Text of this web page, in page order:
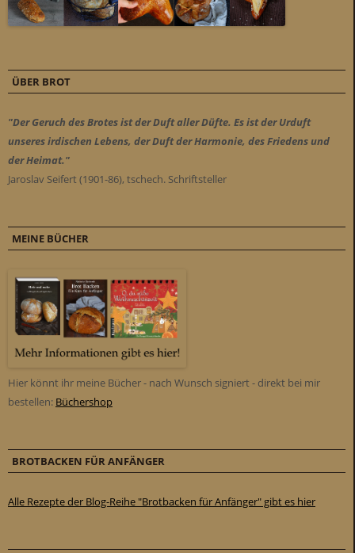
ÜBER BROT
"Der Geruch des Brotes ist der Duft aller Düfte. Es ist der Urduft
unseres irdischen Lebens, der Duft der Harmonie, des Friedens und
der Heimat."
Jaroslav Seifert (1901-86), tschech. Schriftsteller
MEINE BÜCHER
Hier könnt ihr meine Bücher - nach Wunsch signiert - direkt bei mir
bestellen: Büchershop
BROTBACKEN FÜR ANFÄNGER
Alle Rezepte der Blog-Reihe "Brotbacken für Anfänger" gibt es hier